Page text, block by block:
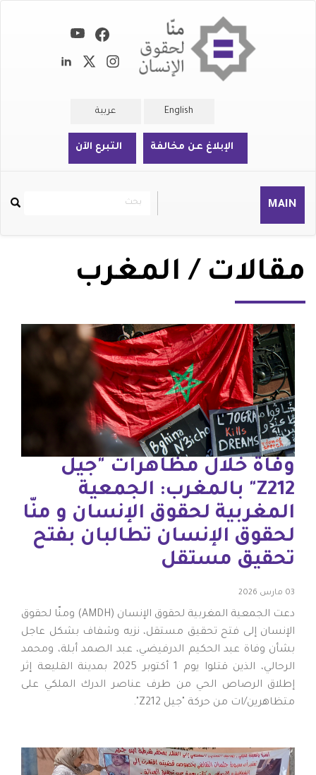
English عربية
الإبلاغ عن مخالفة التبرع الآن
MAIN
Rechercher
بحث
مقالات / المغرب
وفاة خلال مظاهرات "جيل
Z212" بالمغرب: الجمعية
المغربية لحقوق الإنسان و منّا
لحقوق الإنسان تطالبان بفتح
تحقيق مستقل
03 مارس 2026
دعت الجمعية المغربية لحقوق الإنسان (AMDH) ومنّا لحقوق
الإنسان إلى فتح تحقيق مستقل، نزيه وشفاف بشكل عاجل
بشأن وفاة عبد الحكيم الدرفيضي، عبد الصمد أبلة، ومحمد
الرحالي، الذين قتلوا يوم 1 أكتوبر 2025 بمدينة القليعة إثر
إطلاق الرصاص الحي من طرف عناصر الدرك الملكي على
متظاهرين/ات من حركة "جيل Z212".